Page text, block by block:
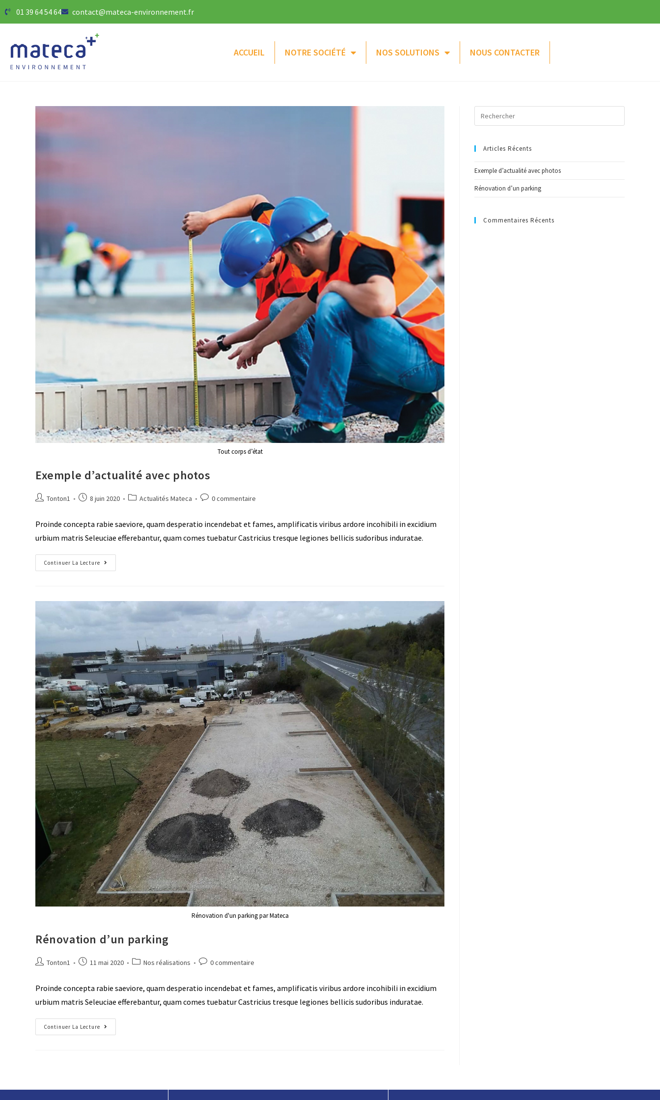
01 39 64 54 64 contact@mateca-environnement.fr
ACCUEIL NOTRE SOCIÉTÉ NOS SOLUTIONS NOUS CONTACTER
Tout corps d’état
Exemple d’actualité avec photos
Tonton1 8 juin 2020 Actualités Mateca 0 commentaire
Proinde concepta rabie saeviore, quam desperatio incendebat et fames, amplificatis viribus ardore incohibili in excidium
urbium matris Seleuciae efferebantur, quam comes tuebatur Castricius tresque legiones bellicis sudoribus induratae.
Continuer La Lecture
Rénovation d'un parking par Mateca
Rénovation d’un parking
Tonton1 11 mai 2020 Nos réalisations 0 commentaire
Proinde concepta rabie saeviore, quam desperatio incendebat et fames, amplificatis viribus ardore incohibili in excidium
urbium matris Seleuciae efferebantur, quam comes tuebatur Castricius tresque legiones bellicis sudoribus induratae.
Continuer La Lecture
Articles Récents
Exemple d’actualité avec photos
Rénovation d’un parking
Commentaires Récents